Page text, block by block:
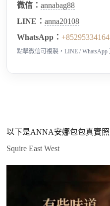
微信：annabag88
LINE：anna20108
WhatsApp：+85295334164
點擊微信可複製，LINE / WhatsApp
以下是ANNA安娜包包真實照
Squire East West